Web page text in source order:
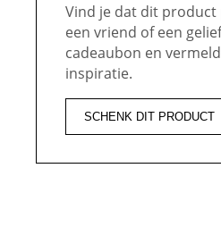
Vind je dat dit
een vriend of een
cadeaubon en
inspiratie.
SCHENK DIT PRODUCT